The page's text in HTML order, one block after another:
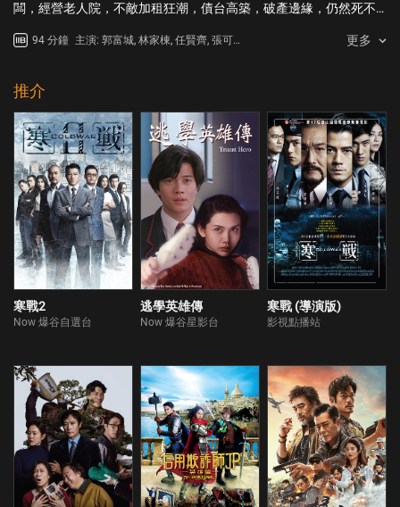
闆，經營老人院，不敵加租狂潮，債台高築，破產邊緣，仍然死不
天糾紛，能躲一天算一天，終於躲不過今天。錢，成了世上所有
悍匪梅藍天。梅是個摔跤手，生活拮据，愛子遭遇雷擊橫死，為了
兌現亡兒承諾，鋌而走險，從越南偷渡來港打劫，卻被手下丟失一
半贓款，贓款正正落在水所駕的的士裡。輝、水黑市買槍，被女幹
探姜姐(張可頤飾) 盯上，誤會輝、水是械劫大賊，追查至交易現
場，不料梅殺到搶奪贓款，警匪駁火，梅挾持著輝、水逃之夭夭。
輝、水買槍不成，劫又打不成，梅更不料的士裡贓款早已丟失。
梅、輝、水同是天涯淪落人，梅決定邀請輝、水一同策劃「臨時械
劫」！輝、水在打劫途中，為了保命逃走，梅不忿被輝、水擺了一
道，一怒之下挾持輝、水作為人質，前去逃亡地點。冤家路窄，梅
遭遇偷竊贓款真兇，賊車撞上賊車！此時，姜姐鍥而不捨，臨危趕
到，在車禍現場裡，槍戰、搶錢一觸即發，到底誰生誰死誰破案？
94 分鐘 主演: 郭富城, 林家棟, 任賢齊, 張可
更多
推介
寒戰2
Now 爆谷自選台
逃學英雄傳
Now 爆谷星影台
寒戰 (導演版)
影視點播站